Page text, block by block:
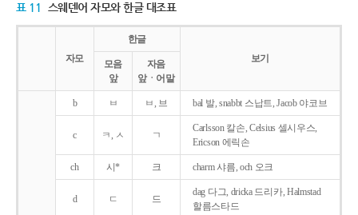
표 11 스웨덴어 자모와 한글 대조표
자모
한글
보기
모음
앞
자음
앞ㆍ어말
b ㅂ ㅂ, 브 bal 발, snabbt 스납트, Jacob 야코브
c ㅋ, ㅅ ㄱ
Carlsson 칼손, Celsius 셀시우스,
Ericson 에릭손
ch 시* 크 charm 샤름, och 오크
d ㄷ 드
dag 다그, dricka 드리카, Halmstad
할름스타드